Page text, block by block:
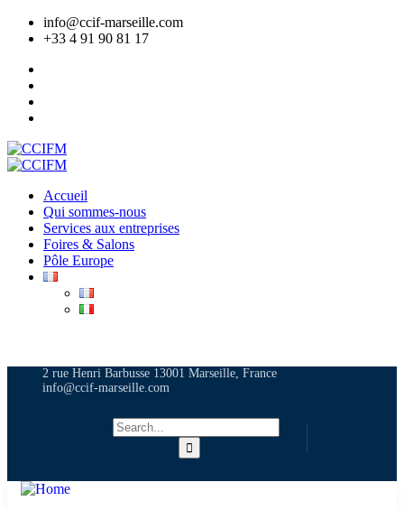
info@ccif-marseille.com
+33 4 91 90 81 17
Accueil
Qui sommes-nous
Services aux entreprises
Foires & Salons
Pôle Europe
2 rue Henri Barbusse 13001 Marseille, France
info@ccif-marseille.com